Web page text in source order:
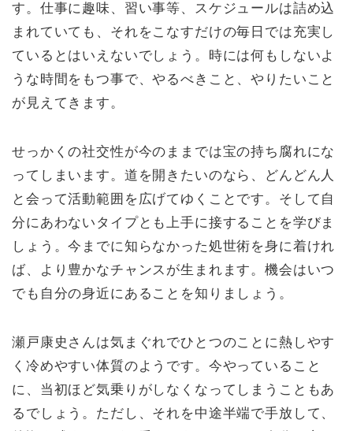
す。仕事に趣味、習い事等、スケジュールは詰め込
まれていても、それをこなすだけの毎日では充実し
ているとはいえないでしょう。時には何もしないよ
うな時間をもつ事で、やるべきこと、やりたいこと
が見えてきます。
せっかくの社交性が今のままでは宝の持ち腐れにな
ってしまいます。道を開きたいのなら、どんどん人
と会って活動範囲を広げてゆくことです。そして自
分にあわないタイプとも上手に接することを学びま
しょう。今までに知らなかった処世術を身に着けれ
ば、より豊かなチャンスが生まれます。機会はいつ
でも自分の身近にあることを知りましょう。
瀬戸康史さんは気まぐれでひとつのことに熱しやす
く冷めやすい体質のようです。今やっていること
に、当初ほど気乗りがしなくなってしまうこともあ
るでしょう。ただし、それを中途半端で手放して、